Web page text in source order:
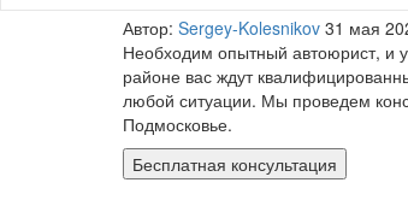
Автор: Sergey-Kolesnikov 31 мая
Необходим опытный автоюрист, и
районе вас ждут
любой ситуации. Мы проведем
Подмосковье.
Бесплатная консультация